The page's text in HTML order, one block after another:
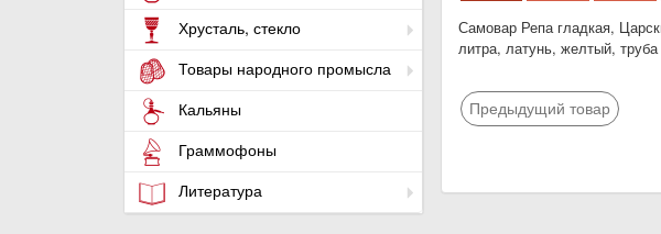
Хрусталь, стекло
Товары народного промысла
Кальяны
Граммофоны
Литература
Самовар Репа гладкая,
литра, латунь, желтый,
Предыдущий товар